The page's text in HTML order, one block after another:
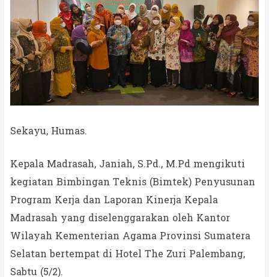
Sekayu, Humas.
Kepala Madrasah, Janiah, S.Pd., M.Pd mengikuti
kegiatan Bimbingan Teknis (Bimtek) Penyusunan
Program Kerja dan Laporan Kinerja Kepala
Madrasah yang diselenggarakan oleh Kantor
Wilayah Kementerian Agama Provinsi Sumatera
Selatan bertempat di Hotel The Zuri Palembang,
Sabtu (5/2).